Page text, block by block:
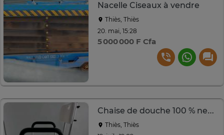
Nacelle Ciseaux à vendre
Thiès, Thiès
20. mai, 15:28
5 000 000 F Cfa
Chaise de douche 100 % neuve
Thiès, Thiès